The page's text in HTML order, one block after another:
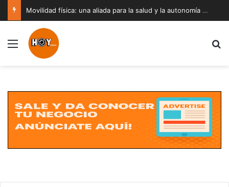
Movilidad física: una aliada para la salud y la autonomía a cualquier edad
Menú